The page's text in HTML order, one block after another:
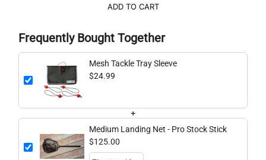
ADD TO CART
Frequently Bought Together
Mesh Tackle Tray Sleeve
$24.99
+
Medium Landing Net - Pro Stock Stick
$125.00